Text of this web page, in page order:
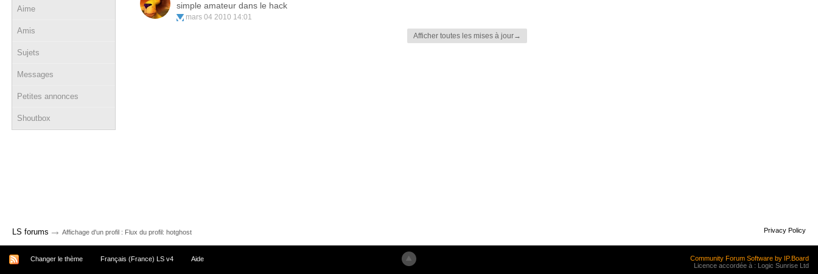
Aime
Amis
Sujets
Messages
Petites annonces
Shoutbox
simple amateur dans le hack
mars 04 2010 14:01
Afficher toutes les mises à jour→
LS forums → Affichage d'un profil : Flux du profil: hotghost Privacy Policy
Changer le thème Français (France) LS v4 Aide
Community Forum Software by IP.Board
Licence accordée à : Logic Sunrise Ltd